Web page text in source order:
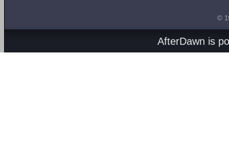
©
AfterDawn is